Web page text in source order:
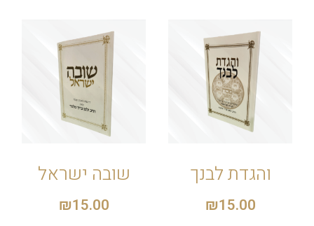
והגדת לבנך
₪15.00
שובה ישראל
₪15.00